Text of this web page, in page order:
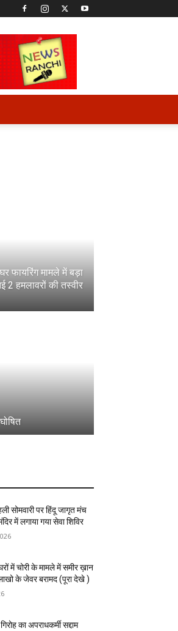
फायरिंग मामले में बड़ा
हमलावरों की तस्वीर
सोमवारी पर हिंदू जागृत मंच
मंदिर में लगाया गया सेवा शिविर
में चोरी के मामले में समीर ख़ान
के जेवर बरामद (पूरा देखे )
का अपराधकर्मी सद्दाम